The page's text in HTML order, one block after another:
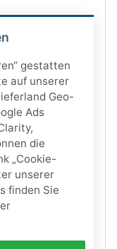
gestatten
auf unserer
Geo-
Ads
die
„Cookie-
unserer
finden Sie